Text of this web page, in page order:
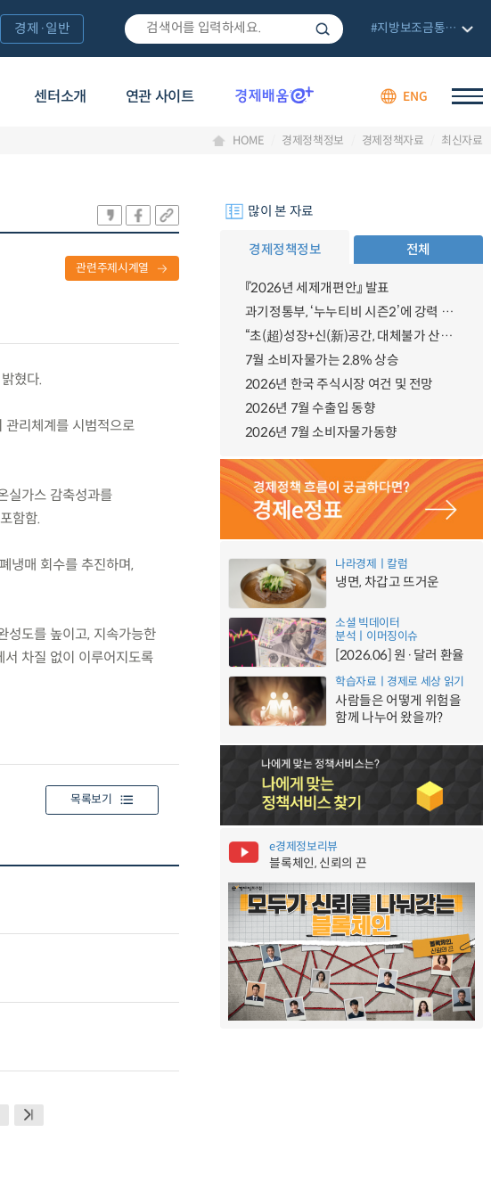
센터소개 연관 사이트 ENG
경제·일반 #지방보조금통합관리망
HOME 경제정책정보 경제정책자료 최신자료
관련주제시계열
혔다.
리체계를 시범적으로
실가스 감축성과를
함함.
냉매 회수를 추진하며,
성도를 높이고, 지속가능한
차질 없이 이루어지도록
목록보기
많이 본 자료
경제정책정보 전체
『2026년 세제개편안』 발표
과기정통부, ‘누누티비 시즌2’에 강력 대응 의지 밝혀
“초(超)성장+신(新)공간, 대체불가 산업강국”
7월 소비자물가는 2.8% 상승
2026년 한국 주식시장 여건 및 전망
2026년 7월 수출입 동향
2026년 7월 소비자물가동향
나라경제ㅣ칼럼
냉면, 차갑고 뜨거운
소셜 빅데이터
분석ㅣ이머징이슈
[2026.06] 원·달러 환율
학습자료ㅣ경제로 세상 읽기
사람들은 어떻게 위험을
함께 나누어 왔을까?
e경제정보리뷰
블록체인, 신뢰의 끈